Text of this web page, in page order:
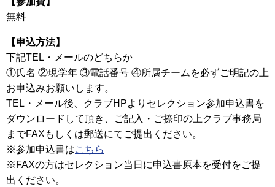
無料
【申込方法】
下記TEL・メールのどちらか
①氏名 ②現学年 ③電話番号 ④所属チームを必ずご明記の上
お申込みお願いします。
TEL・メール後、クラブHPよりセレクション参加申込書を
ダウンロードして頂き、ご記入・ご捺印の上クラブ事務局
までFAXもしくは郵送にてご提出ください。
※参加申込書はこちら
※FAXの方はセレクション当日に申込書原本を受付をご提
出ください。